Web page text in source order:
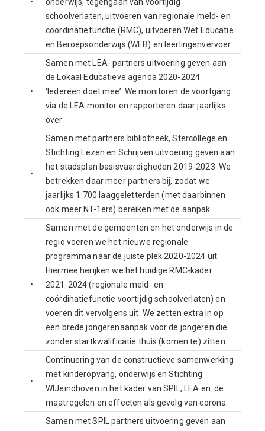
schoolverlaten, uitvoeren van regionale meld- en
coördinatiefunctie (RMC), uitvoeren Wet Educatie
en Beroepsonderwijs (WEB) en leerlingenvervoer.
•
Samen met LEA- partners uitvoering geven aan
de Lokaal Educatieve agenda 2020-2024
‘Iedereen doet mee’. We monitoren de voortgang
via de LEA monitor en rapporteren daar jaarlijks
over.
•
Samen met partners bibliotheek, Stercollege en
Stichting Lezen en Schrijven uitvoering geven aan
het stadsplan basisvaardigheden 2019-2023. We
betrekken daar meer partners bij, zodat we
jaarlijks 1.700 laaggeletterden (met daarbinnen
ook meer NT-1ers) bereiken met de aanpak.
•
Samen met de gemeenten en het onderwijs in de
regio voeren we het nieuwe regionale
programma naar de juiste plek 2020-2024 uit.
Hiermee herijken we het huidige RMC-kader
2021-2024 (regionale meld- en
coördinatiefunctie voortijdig schoolverlaten) en
voeren dit vervolgens uit. We zetten extra in op
een brede jongerenaanpak voor de jongeren die
zonder startkwalificatie thuis (komen te) zitten.
•
Continuering van de constructieve samenwerking
met kinderopvang, onderwijs en Stichting
WIJeindhoven in het kader van SPIL, LEA en de
maatregelen en effecten als gevolg van corona.
Samen met SPIL partners uitvoering geven aan